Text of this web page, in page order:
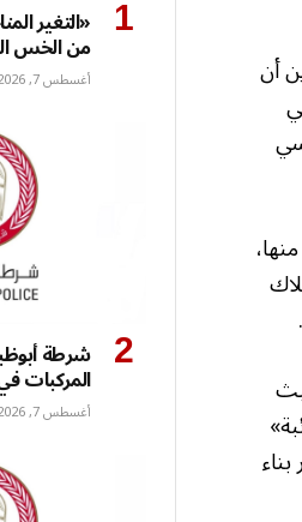
أن
«التغير
من الخس
أغسطس 7, 2026
شرطة
المركبات
أغسطس 7, 2026